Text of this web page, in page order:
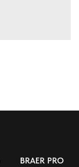
BRAER PRO